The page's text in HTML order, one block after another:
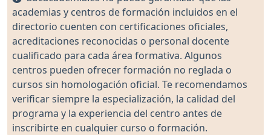
academias y centros de formación incluidos en el
directorio cuenten con certificaciones oficiales,
acreditaciones reconocidas o personal docente
cualificado para cada área formativa. Algunos
centros pueden ofrecer formación no reglada o
cursos sin homologación oficial. Te recomendamos
verificar siempre la especialización, la calidad del
programa y la experiencia del centro antes de
inscribirte en cualquier curso o formación.